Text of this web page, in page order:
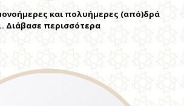
και πολυήμερες (από)δρά
Διάβασε περισσότερα